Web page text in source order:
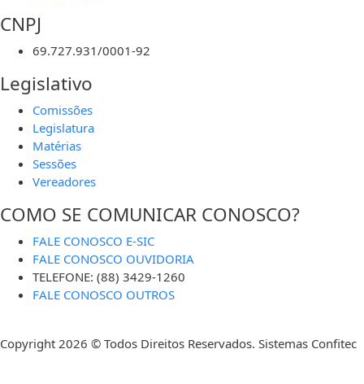
CNPJ
69.727.931/0001-92
Legislativo
Comissões
Legislatura
Matérias
Sessões
Vereadores
COMO SE COMUNICAR CONOSCO?
FALE CONOSCO E-SIC
FALE CONOSCO OUVIDORIA
TELEFONE: (88) 3429-1260
FALE CONOSCO OUTROS
Copyright 2026 © Todos Direitos Reservados. Sistemas Confitec